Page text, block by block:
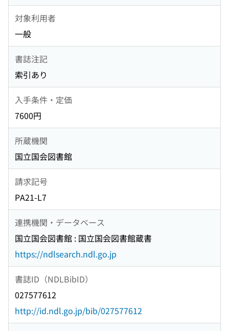
対象利用者
一般
書誌注記
索引あり
入手条件・定価
7600円
所蔵機関
国立国会図書館
請求記号
PA21-L7
連携機関・データベース
国立国会図書館 : 国立国会図書館蔵書
https://ndlsearch.ndl.go.jp
書誌ID（NDLBibID）
027577612
http://id.ndl.go.jp/bib/027577612